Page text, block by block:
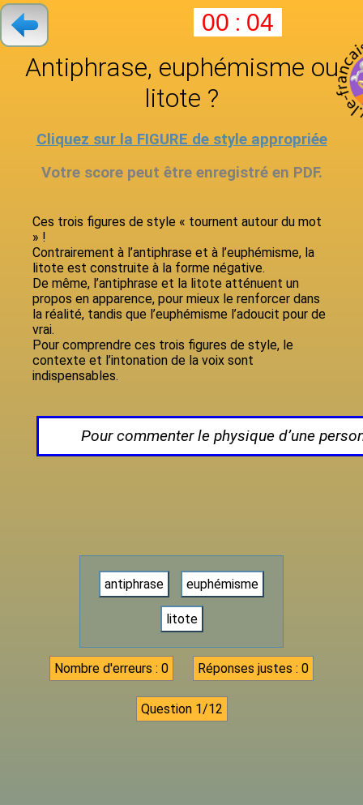
00 : 04
Antiphrase, euphémisme ou
litote ?
Cliquez sur la FIGURE de style appropriée
Votre score peut être enregistré en PDF.
Ces trois figures de style « tournent autour du mot
» !
Contrairement à l’antiphrase et à l’euphémisme, la
litote est construite à la forme négative.
De même, l’antiphrase et la litote atténuent un
propos en apparence, pour mieux le renforcer dans
la réalité, tandis que l’euphémisme l’adoucit pour de
vrai.
Pour comprendre ces trois figures de style, le
contexte et l’intonation de la voix sont
indispensables.
Pour commenter le physique d’une
antiphrase euphémisme
litote
Nombre d'erreurs : 0 Réponses justes : 0
Question 1/12